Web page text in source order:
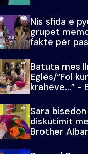
Nis sfida e
grupet
fakte për
Batuta mes
Eglës/“Fol
krahëve…” -
VIP 3
Sara
diskutimit
Brother